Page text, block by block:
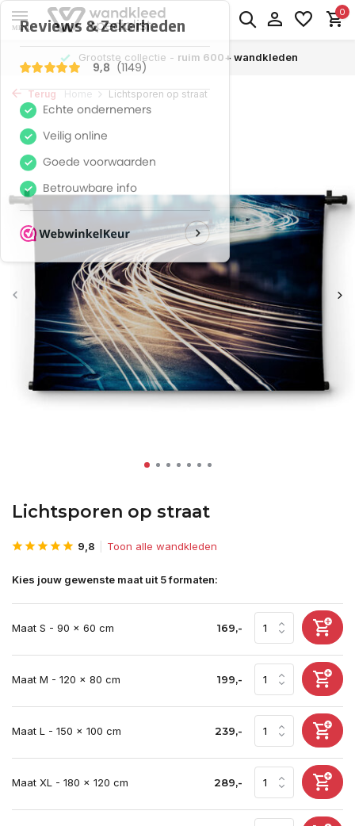
MENU
0
Grootste collectie - ruim 600+ wandkleden
Terug Home Lichtsporen op straat
Lichtsporen op straat
9,8 Toon alle wandkleden
Kies jouw gewenste maat uit 5 formaten:
Maat S - 90 x 60 cm 169,-
Maat M - 120 x 80 cm 199,-
Maat L - 150 x 100 cm 239,-
Maat XL - 180 x 120 cm 289,-